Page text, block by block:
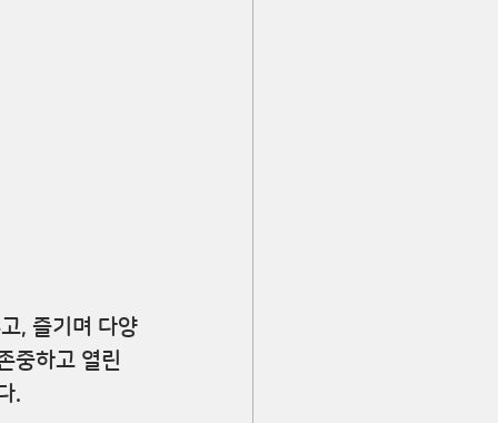
, 즐기며 다양
중하고 열린
.